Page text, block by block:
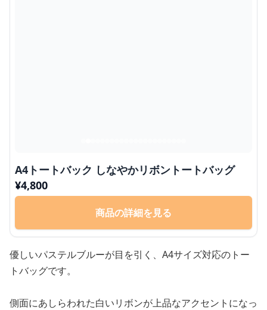
A4トートバック しなやかリボントートバッグ
¥4,800
商品の詳細を見る
優しいパステルブルーが目を引く、A4サイズ対応のトー
トバッグです。
側面にあしらわれた白いリボンが上品なアクセントになっ